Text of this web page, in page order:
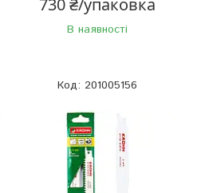
В наявності
201005156